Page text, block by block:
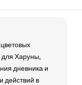
для Харуны,
дневника и
действий в